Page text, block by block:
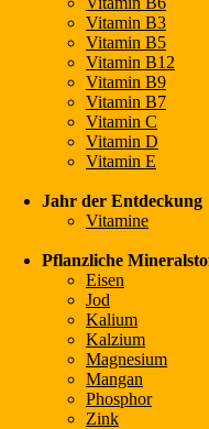
Vitamin B3
Vitamin B5
Vitamin B12
Vitamin B9
Vitamin B7
Vitamin C
Vitamin D
Vitamin E
Jahr der Entdeckung
Vitamine
Pflanzliche
Eisen
Jod
Kalium
Kalzium
Magnesium
Mangan
Phosphor
Zink